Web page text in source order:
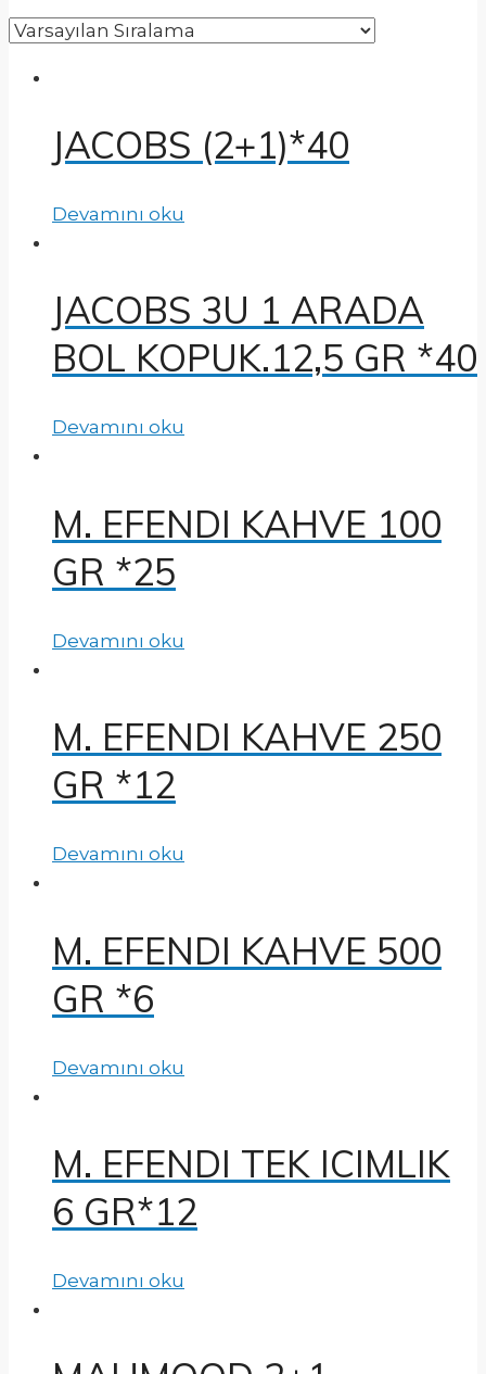
JACOBS (2+1)*40
Devamını oku
JACOBS 3U 1 ARADA
BOL KOPUK.12,5 GR *40
Devamını oku
M. EFENDI KAHVE 100
GR *25
Devamını oku
M. EFENDI KAHVE 250
GR *12
Devamını oku
M. EFENDI KAHVE 500
GR *6
Devamını oku
M. EFENDI TEK ICIMLIK
6 GR*12
Devamını oku